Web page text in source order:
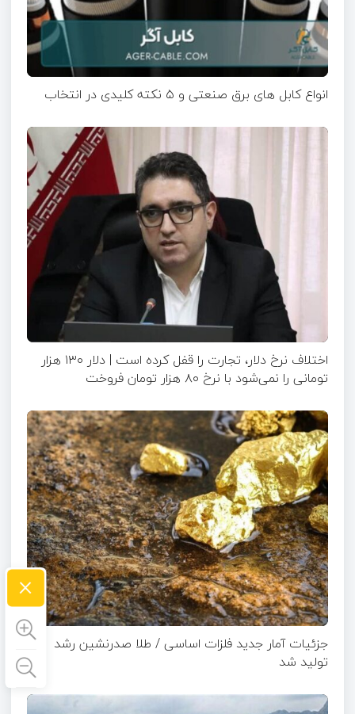
انواع کابل های برق صنعتی و ۵ نکته کلیدی در انتخاب
اختلاف نرخ دلار، تجارت را قفل کرده است | دلار ۱۳۰ هزار
تومانی را نمی‌شود با نرخ ۸۰ هزار تومان فروخت
جزئیات آمار جدید فلزات اساسی / طلا صدرنشین رشد
تولید شد
×